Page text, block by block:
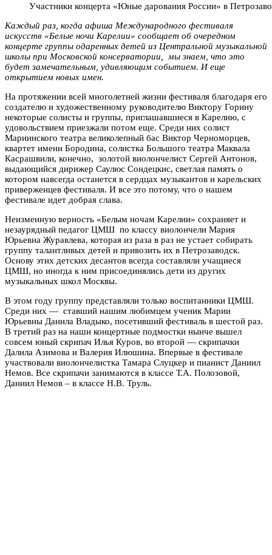
Участники концерта «Юные дарования России» в
Каждый раз, когда афиша Международного фестиваля
искусств «Белые ночи Карелии» сообщает об очередном
концерте группы одаренных детей из Центральной музыкальной
школы при Московской консерватории, мы знаем, что это
будет замечательным, удивляющим событием. И еще
открытием новых имен.
На протяжении всей многолетней жизни фестиваля благодаря его
создателю и художественному руководителю Виктору Горину
некоторые солисты и группы, приглашавшиеся в Карелию, с
удовольствием приезжали потом еще. Среди них солист
Мариинского театра великолепный бас Виктор Черноморцев,
квартет имени Бородина, солистка Большого театра Маквала
Касрашвили, конечно, золотой виолончелист Сергей Антонов,
выдающийся дирижер Саулюс Сондецкис, светлая память о
котором навсегда останется в сердцах музыкантов и карельских
приверженцев фестиваля. И все это потому, что о нашем
фестивале идет добрая слава.
Неизменную верность «Белым ночам Карелии» сохраняет и
незаурядный педагог ЦМШ по классу виолончели Мария
Юрьевна Журавлева, которая из раза в раз не устает собирать
группу талантливых детей и привозить их в Петрозаводск.
Основу этих детских десантов всегда составляли учащиеся
ЦМШ, но иногда к ним присоединялись дети из других
музыкальных школ Москвы.
В этом году группу представляли только воспитанники ЦМШ.
Среди них — ставший нашим любимцем ученик Марии
Юрьевны Данила Владыко, посетивший фестиваль в шестой раз.
В третий раз на наши концертные подмостки нынче вышел
совсем юный скрипач Илья Куров, во второй — скрипачки
Далила Азимова и Валерия Илюшина. Впервые в фестивале
участвовали виолончелистка Тамара Слуцкер и пианист Даниил
Немов. Все скрипачи занимаются в классе Т.А. Полозовой,
Даниил Немов – в классе Н.В. Труль.